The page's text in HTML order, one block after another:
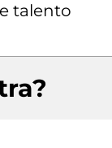
talento